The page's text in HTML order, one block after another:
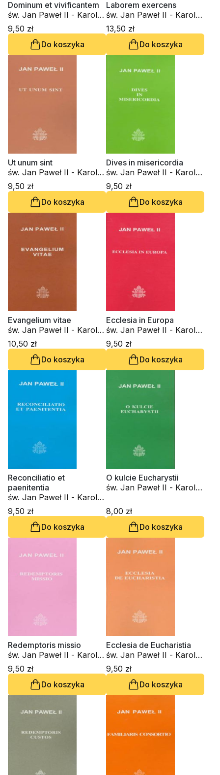
Dominum et vivificantem
św. Jan Paweł II - Karol
Wojtyła
9,50 zł
Do koszyka
Laborem exercens
św. Jan Paweł II - Karol
Wojtyła
13,50 zł
Do koszyka
Ut unum sint
św. Jan Paweł II - Karol
Wojtyła
9,50 zł
Do koszyka
Dives in misericordia
św. Jan Paweł II - Karol
Wojtyła
9,50 zł
Do koszyka
Evangelium vitae
św. Jan Paweł II - Karol
Wojtyła
10,50 zł
Do koszyka
Ecclesia in Europa
św. Jan Paweł II - Karol
Wojtyła
9,50 zł
Do koszyka
Reconciliatio et
paenitentia
św. Jan Paweł II - Karol
Wojtyła
9,50 zł
Do koszyka
O kulcie Eucharystii
św. Jan Paweł II - Karol
8,00 zł
Do koszyka
Redemptoris missio
św. Jan Paweł II - Karol
Wojtyła
9,50 zł
Do koszyka
Ecclesia de Eucharistia
św. Jan Paweł II - Karol
Wojtyła
9,50 zł
Do koszyka